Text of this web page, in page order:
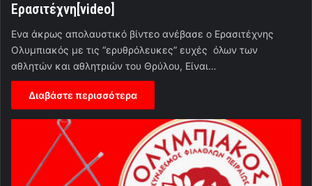
Ερασιτέχνη[video]
Eνα άκρως απολαυστικό βίντεο ανέβασε ο Ερασιτέχνης
Ολυμπιακός με τις “ερυθρόλευκες” ευχές όλων των
αθλητών και αθλητριών του Θρύλου, Είναι…
Διαβάστε περισσότερα